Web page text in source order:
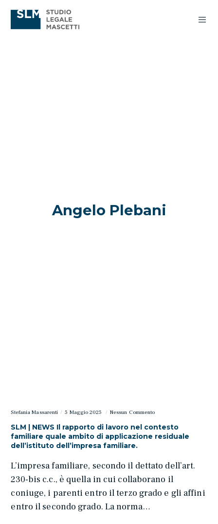
Angelo Plebani
Stefania Massarenti 5 Maggio 2025 Nessun Commento
SLM | NEWS Il rapporto di lavoro nel contesto
familiare quale ambito di applicazione residuale
dell’istituto dell’impresa familiare.
L’impresa familiare, secondo il dettato dell’art.
230-bis c.c., è quella in cui collaborano il
coniuge, i parenti entro il terzo grado e gli affini
entro il secondo grado. La norma…